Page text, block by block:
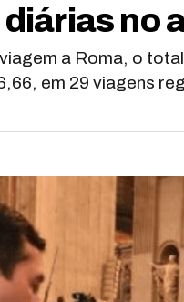
no
a Roma, o
em 29 viagens